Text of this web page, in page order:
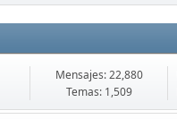
Mensajes: 22,880
Temas: 1,509